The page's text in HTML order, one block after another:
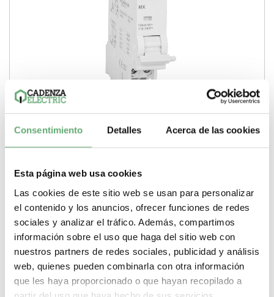
Consentimiento Detalles Acerca de las cookies
Esta página web usa cookies
Las cookies de este sitio web se usan para personalizar
el contenido y los anuncios, ofrecer funciones de redes
sociales y analizar el tráfico. Además, compartimos
información sobre el uso que haga del sitio web con
nuestros partners de redes sociales, publicidad y análisis
web, quienes pueden combinarla con otra información
que les haya proporcionado o que hayan recopilado a
MX 110 - 415 VAC / 110 - 130VDC Ref. A9N26476 Precio
37,79€.
A9N26476 | 100 a 415 V | Corriente alterna (AC, CA) | 2 |
Disparo por derivación | Schneider...
Pasos de 9mm (medio modulo)2 Tipo de producto o
componenteDisparo por derivación Tensión circuito de
100 a 415 V Tipo corriente circuito de control
alterna (AC, CA)
-
Comprar